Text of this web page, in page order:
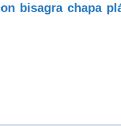
bisagra chapa